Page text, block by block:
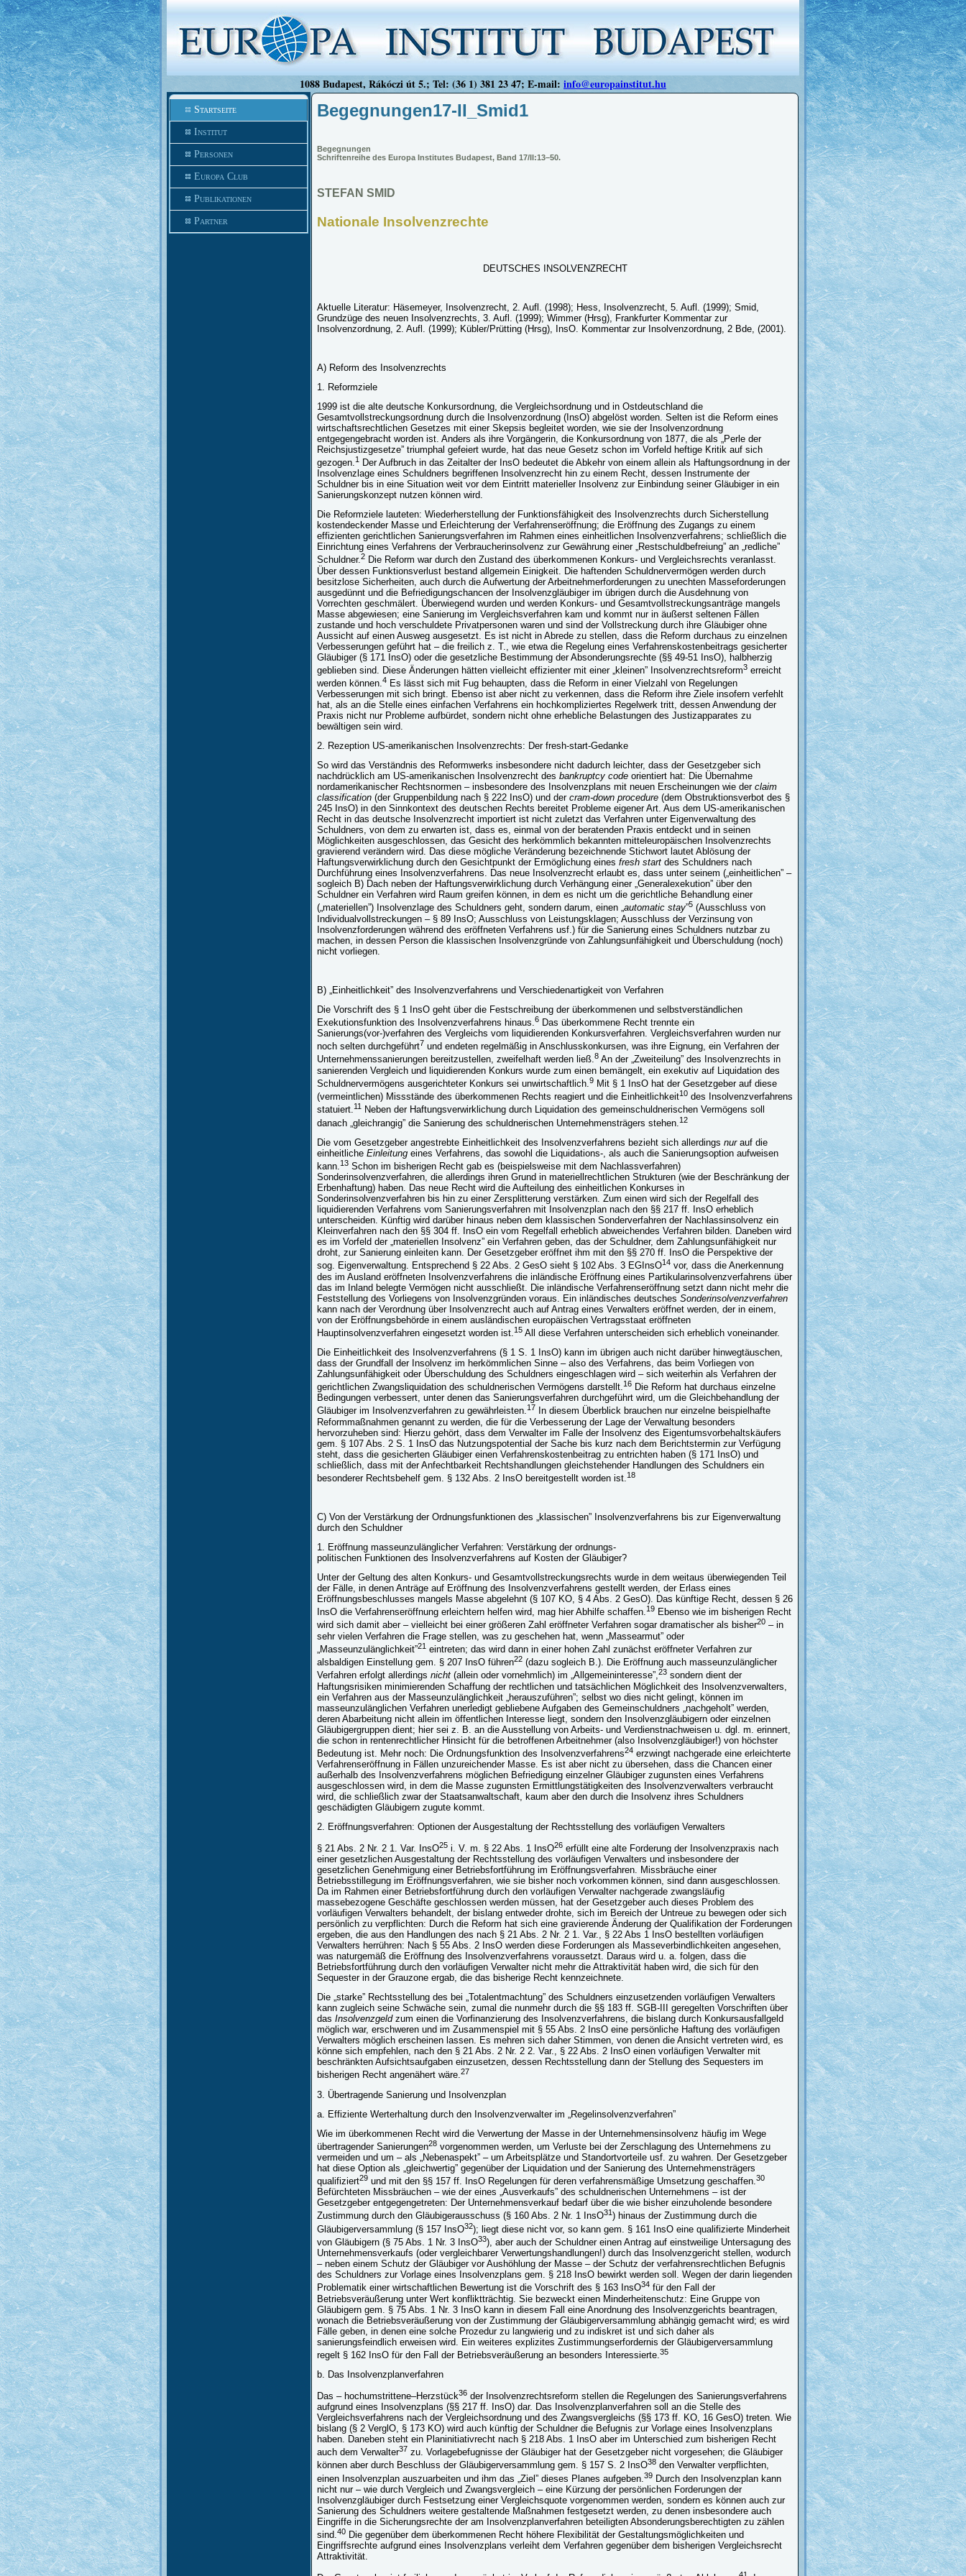
1088 Budapest, Rákóczi út 5.; Tel: (36 1) 381 23 47; E-mail: info@europainstitut.hu
Startseite
Institut
Personen
Europa Club
Publikationen
Partner
Begegnungen17-II_Smid1
Begegnungen
Schriftenreihe des Europa Institutes Budapest, Band 17/II:13–50.
STEFAN SMID
Nationale Insolvenzrechte
DEUTSCHES INSOLVENZRECHT
Aktuelle Literatur: Häsemeyer, Insolvenzrecht, 2. Aufl. (1998); Hess, Insolvenzrecht, 5. Aufl. (1999); Smid,
Grundzüge des neuen Insolvenzrechts, 3. Aufl. (1999); Wimmer (Hrsg), Frankfurter Kommentar zur
Insolvenzordnung, 2. Aufl. (1999); Kübler/Prütting (Hrsg), InsO. Kommentar zur Insolvenzordnung, 2 Bde, (2001).
A) Reform des Insolvenzrechts
1. Reformziele
1999 ist die alte deutsche Konkursordnung, die Vergleichsordnung und in Ostdeutschland die
Gesamtvollstreckungsordnung durch die Insolvenzordnung (InsO) abgelöst worden. Selten ist die Reform eines
wirtschaftsrechtlichen Gesetzes mit einer Skepsis begleitet worden, wie sie der Insolvenzordnung
entgegengebracht worden ist. Anders als ihre Vorgängerin, die Konkursordnung von 1877, die als „Perle der
Reichsjustizgesetze” triumphal gefeiert wurde, hat das neue Gesetz schon im Vorfeld heftige Kritik auf sich
gezogen.1
Der Aufbruch in das Zeitalter der InsO bedeutet die Abkehr von einem allein als Haftungsordnung in der
Insolvenzlage eines Schuldners begriffenen Insolvenzrecht hin zu einem Recht, dessen Instrumente der
Schuldner bis in eine Situation weit vor dem Eintritt materieller Insolvenz zur Einbindung seiner Gläubiger in ein
Sanierungskonzept nutzen können wird.
Die Reformziele lauteten: Wiederherstellung der Funktionsfähigkeit des Insolvenzrechts durch Sicherstellung
kostendeckender Masse und Erleichterung der Verfahrenseröffnung; die Eröffnung des Zugangs zu einem
effizienten gerichtlichen Sanierungsverfahren im Rahmen eines einheitlichen Insolvenzverfahrens; schließlich die
Einrichtung eines Verfahrens der Verbraucherinsolvenz zur Gewährung einer „Restschuldbefreiung” an „redliche”
Schuldner.2 Die Reform war durch den Zustand des überkommenen Konkurs- und Vergleichsrechts veranlasst.
Über dessen Funktionsverlust bestand allgemein Einigkeit. Die haftenden Schuldnervermögen werden durch
besitzlose Sicherheiten, auch durch die Aufwertung der Arbeitnehmerforderungen zu unechten Masseforderungen
ausgedünnt und die Befriedigungschancen der Insolvenzgläubiger im übrigen durch die Ausdehnung von
Vorrechten geschmälert. Überwiegend wurden und werden Konkurs- und Gesamtvollstreckungsanträge mangels
Masse abgewiesen; eine Sanierung im Vergleichsverfahren kam und kommt nur in äußerst seltenen Fällen
zustande und hoch verschuldete Privatpersonen waren und sind der Vollstreckung durch ihre Gläubiger ohne
Aussicht auf einen Ausweg ausgesetzt. Es ist nicht in Abrede zu stellen, dass die Reform durchaus zu einzelnen
Verbesserungen geführt hat – die freilich z. T., wie etwa die Regelung eines Verfahrenskostenbeitrags gesicherter
Gläubiger (§ 171 InsO) oder die gesetzliche Bestimmung der Absonderungsrechte (§§ 49-51 InsO), halbherzig
geblieben sind. Diese Änderungen hätten vielleicht effizienter mit einer „kleinen” Insolvenzrechtsreform3 erreicht
werden können.4 Es lässt sich mit Fug behaupten, dass die Reform in einer Vielzahl von Regelungen
Verbesserungen mit sich bringt. Ebenso ist aber nicht zu verkennen, dass die Reform ihre Ziele insofern verfehlt
hat, als an die Stelle eines einfachen Verfahrens ein hochkompliziertes Regelwerk tritt, dessen Anwendung der
Praxis nicht nur Probleme aufbürdet, sondern nicht ohne erhebliche Belastungen des Justizapparates zu
bewältigen sein wird.
2. Rezeption US-amerikanischen Insolvenzrechts: Der fresh-start-Gedanke
So wird das Verständnis des Reformwerks insbesondere nicht dadurch leichter, dass der Gesetzgeber sich
nachdrücklich am US-amerikanischen Insolvenzrecht des bankruptcy code orientiert hat: Die Übernahme
nordamerikanischer Rechtsnormen – insbesondere des Insolvenzplans mit neuen Erscheinungen wie der claim
classification (der Gruppenbildung nach § 222 InsO) und der cram-down procedure (dem Obstruktionsverbot des §
245 InsO) in den Sinnkontext des deutschen Rechts bereitet Probleme eigener Art. Aus dem US-amerikanischen
Recht in das deutsche Insolvenzrecht importiert ist nicht zuletzt das Verfahren unter Eigenverwaltung des
Schuldners, von dem zu erwarten ist, dass es, einmal von der beratenden Praxis entdeckt und in seinen
Möglichkeiten ausgeschlossen, das Gesicht des herkömmlich bekannten mitteleuropäischen Insolvenzrechts
gravierend verändern wird. Das diese mögliche Veränderung bezeichnende Stichwort lautet Ablösung der
Haftungsverwirklichung durch den Gesichtpunkt der Ermöglichung eines fresh start des Schuldners nach
Durchführung eines Insolvenzverfahrens. Das neue Insolvenzrecht erlaubt es, dass unter seinem („einheitlichen” –
sogleich B) Dach neben der Haftungsverwirklichung durch Verhängung einer „Generalexekution” über den
Schuldner ein Verfahren wird Raum greifen können, in dem es nicht um die gerichtliche Behandlung einer
(„materiellen”) Insolvenzlage des Schuldners geht, sondern darum, einen „automatic stay”5 (Ausschluss von
Individualvollstreckungen – § 89 InsO; Ausschluss von Leistungsklagen; Ausschluss der Verzinsung von
Insolvenzforderungen während des eröffneten Verfahrens usf.) für die Sanierung eines Schuldners nutzbar zu
machen, in dessen Person die klassischen Insolvenzgründe von Zahlungsunfähigkeit und Überschuldung (noch)
nicht vorliegen.
B) „Einheitlichkeit” des Insolvenzverfahrens und Verschiedenartigkeit von Verfahren
Die Vorschrift des § 1 InsO geht über die Festschreibung der überkommenen und selbstverständlichen
Exekutionsfunktion des Insolvenzverfahrens hinaus. 6 Das überkommene Recht trennte ein
Sanierungs(vor-)verfahren des Vergleichs vom liquidierenden Konkursverfahren. Vergleichsverfahren wurden nur
noch selten durchgeführt7 und endeten regelmäßig in Anschlusskonkursen, was ihre Eignung, ein Verfahren der
Unternehmenssanierungen bereitzustellen, zweifelhaft werden ließ.8 An der „Zweiteilung” des Insolvenzrechts in
sanierenden Vergleich und liquidierenden Konkurs wurde zum einen bemängelt, ein exekutiv auf Liquidation des
Schuldnervermögens ausgerichteter Konkurs sei unwirtschaftlich. 9 Mit § 1 InsO hat der Gesetzgeber auf diese
(vermeintlichen) Missstände des überkommenen Rechts reagiert und die Einheitlichkeit10 des Insolvenzverfahrens
statuiert.11
Neben der Haftungsverwirklichung durch Liquidation des gemeinschuldnerischen Vermögens soll
danach „gleichrangig” die Sanierung des schuldnerischen Unternehmensträgers stehen. 12
Die vom Gesetzgeber angestrebte Einheitlichkeit des Insolvenzverfahrens bezieht sich allerdings nurauf die
einheitliche Einleitung eines Verfahrens, das sowohl die Liquidations-, als auch die Sanierungsoption aufweisen
kann.13 Schon im bisherigen Recht gab es (beispielsweise mit dem Nachlassverfahren)
Sonderinsolvenzverfahren, die allerdings ihren Grund in materiellrechtlichen Strukturen (wie der Beschränkung der
Erbenhaftung) haben. Das neue Recht wird die Aufteilung des einheitlichen Konkurses in
Sonderinsolvenzverfahren bis hin zu einer Zersplitterung verstärken. Zum einen wird sich der Regelfall des
liquidierenden Verfahrens vom Sanierungsverfahren mit Insolvenzplan nach den §§ 217 ff. InsO erheblich
unterscheiden. Künftig wird darüber hinaus neben dem klassischen Sonderverfahren der Nachlassinsolvenz ein
Kleinverfahren nach den §§ 304 ff. InsO ein vom Regelfall erheblich abweichendes Verfahren bilden. Daneben wird
es im Vorfeld der „materiellen Insolvenz” ein Verfahren geben, das der Schuldner, dem Zahlungsunfähigkeit nur
droht, zur Sanierung einleiten kann. Der Gesetzgeber eröffnet ihm mit den §§ 270 ff. InsO die Perspektive der
sog. Eigenverwaltung. Entsprechend § 22 Abs. 2 GesO sieht § 102 Abs. 3 EGInsO14 vor, dass die Anerkennung
des im Ausland eröffneten Insolvenzverfahrens die inländische Eröffnung eines Partikularinsolvenzverfahrens über
das im Inland belegte Vermögen nicht ausschließt. Die inländische Verfahrenseröffnung setzt dann nicht mehr die
Feststellung des Vorliegens von Insolvenzgründen voraus. Ein inländisches deutsches Sonderinsolvenzverfahren
kann nach der Verordnung über Insolvenzrecht auch auf Antrag eines Verwalters eröffnet werden, der in einem,
von der Eröffnungsbehörde in einem ausländischen europäischen Vertragsstaat eröffneten
Hauptinsolvenzverfahren eingesetzt worden ist. 15 All diese Verfahren unterscheiden sich erheblich voneinander.
Die Einheitlichkeit des Insolvenzverfahrens (§ 1 S. 1 InsO) kann im übrigen auch nicht darüber hinwegtäuschen,
dass der Grundfall der Insolvenz im herkömmlichen Sinne – also des Verfahrens, das beim Vorliegen von
Zahlungsunfähigkeit oder Überschuldung des Schuldners eingeschlagen wird – sich weiterhin als Verfahren der
gerichtlichen Zwangsliquidation des schuldnerischen Vermögens darstellt.16 Die Reform hat durchaus einzelne
Bedingungen verbessert, unter denen das Sanierungsverfahren durchgeführt wird, um die Gleichbehandlung der
Gläubiger im Insolvenzverfahren zu gewährleisten.17
In diesem Überblick brauchen nur einzelne beispielhafte
Reformmaßnahmen genannt zu werden, die für die Verbesserung der Lage der Verwaltung besonders
hervorzuheben sind: Hierzu gehört, dass dem Verwalter im Falle der Insolvenz des Eigentumsvorbehaltskäufers
gem. § 107 Abs. 2 S. 1 InsO das Nutzungspotential der Sache bis kurz nach dem Berichtstermin zur Verfügung
steht, dass die gesicherten Gläubiger einen Verfahrenskostenbeitrag zu entrichten haben (§ 171 InsO) und
schließlich, dass mit der Anfechtbarkeit Rechtshandlungen gleichstehender Handlungen des Schuldners ein
besonderer Rechtsbehelf gem. § 132 Abs. 2 InsO bereitgestellt worden ist. 18
C) Von der Verstärkung der Ordnungsfunktionen des „klassischen” Insolvenzverfahrens bis zur Eigenverwaltung
durch den Schuldner
1. Eröffnung masseunzulänglicher Verfahren: Verstärkung der ordnungs-
politischen Funktionen des Insolvenzverfahrens auf Kosten der Gläubiger?
Unter der Geltung des alten Konkurs- und Gesamtvollstreckungsrechts wurde in dem weitaus überwiegenden Teil
der Fälle, in denen Anträge auf Eröffnung des Insolvenzverfahrens gestellt werden, der Erlass eines
Eröffnungsbeschlusses mangels Masse abgelehnt (§ 107 KO, § 4 Abs. 2 GesO). Das künftige Recht, dessen § 26
InsO die Verfahrenseröffnung erleichtern helfen wird, mag hier Abhilfe schaffen.19 Ebenso wie im bisherigen Recht
wird sich damit aber – vielleicht bei einer größeren Zahl eröffneter Verfahren sogar dramatischer als bisher20 – in
sehr vielen Verfahren die Frage stellen, was zu geschehen hat, wenn „Massearmut” oder
„Masseunzulänglichkeit”21 eintreten; das wird dann in einer hohen Zahl zunächst eröffneter Verfahren zur
alsbaldigen Einstellung gem. § 207 InsO führen22 (dazu sogleich B.). Die Eröffnung auch masseunzulänglicher
Verfahren erfolgt allerdings nicht (allein oder vornehmlich) im „Allgemeininteresse”,23 sondern dient der
Haftungsrisiken minimierenden Schaffung der rechtlichen und tatsächlichen Möglichkeit des Insolvenzverwalters,
ein Verfahren aus der Masseunzulänglichkeit „herauszuführen”; selbst wo dies nicht gelingt, können im
masseunzulänglichen Verfahren unerledigt gebliebene Aufgaben des Gemeinschuldners „nachgeholt” werden,
deren Abarbeitung nicht allein im öffentlichen Interesse liegt, sondern den Insolvenzgläubigern oder einzelnen
Gläubigergruppen dient; hier sei z. B. an die Ausstellung von Arbeits- und Verdienstnachweisen u. dgl. m. erinnert,
die schon in rentenrechtlicher Hinsicht für die betroffenen Arbeitnehmer (also Insolvenzgläubiger!) von höchster
Bedeutung ist. Mehr noch: Die Ordnungsfunktion des Insolvenzverfahrens24 erzwingt nachgerade eine erleichterte
Verfahrenseröffnung in Fällen unzureichender Masse. Es ist aber nicht zu übersehen, dass die Chancen einer
außerhalb des Insolvenzverfahrens möglichen Befriedigung einzelner Gläubiger zugunsten eines Verfahrens
ausgeschlossen wird, in dem die Masse zugunsten Ermittlungstätigkeiten des Insolvenzverwalters verbraucht
wird, die schließlich zwar der Staatsanwaltschaft, kaum aber den durch die Insolvenz ihres Schuldners
geschädigten Gläubigern zugute kommt.
2. Eröffnungsverfahren: Optionen der Ausgestaltung der Rechtsstellung des vorläufigen Verwalters
§ 21 Abs. 2 Nr. 2 1. Var. InsO25 i. V. m. § 22 Abs. 1 InsO26 erfüllt eine alte Forderung der Insolvenzpraxis nach
einer gesetzlichen Ausgestaltung der Rechtsstellung des vorläufigen Verwalters und insbesondere der
gesetzlichen Genehmigung einer Betriebsfortführung im Eröffnungsverfahren. Missbräuche einer
Betriebsstillegung im Eröffnungsverfahren, wie sie bisher noch vorkommen können, sind dann ausgeschlossen.
Da im Rahmen einer Betriebsfortführung durch den vorläufigen Verwalter nachgerade zwangsläufig
massebezogene Geschäfte geschlossen werden müssen, hat der Gesetzgeber auch dieses Problem des
vorläufigen Verwalters behandelt, der bislang entweder drohte, sich im Bereich der Untreue zu bewegen oder sich
persönlich zu verpflichten: Durch die Reform hat sich eine gravierende Änderung der Qualifikation der Forderungen
ergeben, die aus den Handlungen des nach § 21 Abs. 2 Nr. 2 1. Var., § 22 Abs 1 InsO bestellten vorläufigen
Verwalters herrühren: Nach § 55 Abs. 2 InsO werden diese Forderungen als Masseverbindlichkeiten angesehen,
was naturgemäß die Eröffnung des Insolvenzverfahrens voraussetzt. Daraus wird u. a. folgen, dass die
Betriebsfortführung durch den vorläufigen Verwalter nicht mehr die Attraktivität haben wird, die sich für den
Sequester in der Grauzone ergab, die das bisherige Recht kennzeichnete.
Die „starke” Rechtsstellung des bei „Totalentmachtung” des Schuldners einzusetzenden vorläufigen Verwalters
kann zugleich seine Schwäche sein, zumal die nunmehr durch die §§ 183 ff. SGB-III geregelten Vorschriften über
das Insolvenzgeldzum einen die Vorfinanzierung des Insolvenzverfahrens, die bislang durch Konkursausfallgeld
möglich war, erschweren und im Zusammenspiel mit § 55 Abs. 2 InsO eine persönliche Haftung des vorläufigen
Verwalters möglich erscheinen lassen. Es mehren sich daher Stimmen, von denen die Ansicht vertreten wird, es
könne sich empfehlen, nach den § 21 Abs. 2 Nr. 2 2. Var., § 22 Abs. 2 InsO einen vorläufigen Verwalter mit
beschränkten Aufsichtsaufgaben einzusetzen, dessen Rechtsstellung dann der Stellung des Sequesters im
bisherigen Recht angenähert wäre.27
3. Übertragende Sanierung und Insolvenzplan
a. Effiziente Werterhaltung durch den Insolvenzverwalter im „Regelinsolvenzverfahren”
Wie im überkommenen Recht wird die Verwertung der Masse in der Unternehmensinsolvenz häufig im Wege
übertragender Sanierungen28 vorgenommen werden, um Verluste bei der Zerschlagung des Unternehmens zu
vermeiden und um – als „Nebenaspekt” – um Arbeitsplätze und Standortvorteile usf. zu wahren. Der Gesetzgeber
hat diese Option als „gleichwertig” gegenüber der Liquidation und der Sanierung des Unternehmensträgers
qualifiziert29 und mit den §§ 157 ff. InsO Regelungen für deren verfahrensmäßige Umsetzung geschaffen.30
Befürchteten Missbräuchen – wie der eines „Ausverkaufs” des schuldnerischen Unternehmens – ist der
Gesetzgeber entgegengetreten: Der Unternehmensverkauf bedarf über die wie bisher einzuholende besondere
Zustimmung durch den Gläubigerausschuss (§ 160 Abs. 2 Nr. 1 InsO31) hinaus der Zustimmung durch die
Gläubigerversammlung (§ 157 InsO32); liegt diese nicht vor, so kann gem. § 161 InsO eine qualifizierte Minderheit
von Gläubigern (§ 75 Abs. 1 Nr. 3 InsO33), aber auch der Schuldner einen Antrag auf einstweilige Untersagung des
Unternehmensverkaufs (oder vergleichbarer Verwertungshandlungen!) durch das Insolvenzgericht stellen, wodurch
– neben einem Schutz der Gläubiger vor Aushöhlung der Masse – der Schutz der verfahrensrechtlichen Befugnis
des Schuldners zur Vorlage eines Insolvenzplans gem. § 218 InsO bewirkt werden soll. Wegen der darin liegenden
Problematik einer wirtschaftlichen Bewertung ist die Vorschrift des § 163 InsO34 für den Fall der
Betriebsveräußerung unter Wert konfliktträchtig. Sie bezweckt einen Minderheitenschutz: Eine Gruppe von
Gläubigern gem. § 75 Abs. 1 Nr. 3 InsO kann in diesem Fall eine Anordnung des Insolvenzgerichts beantragen,
wonach die Betriebsveräußerung von der Zustimmung der Gläubigerversammlung abhängig gemacht wird; es wird
Fälle geben, in denen eine solche Prozedur zu langwierig und zu indiskret ist und sich daher als
sanierungsfeindlich erweisen wird. Ein weiteres explizites Zustimmungserfordernis der Gläubigerversammlung
regelt § 162 InsO für den Fall der Betriebsveräußerung an besonders Interessierte. 35
b. Das Insolvenzplanverfahren
Das – hochumstrittene–Herzstück36 der Insolvenzrechtsreform stellen die Regelungen des Sanierungsverfahrens
aufgrund eines Insolvenzplans (§§ 217 ff. InsO) dar. Das Insolvenzplanverfahren soll an die Stelle des
Vergleichsverfahrens nach der Vergleichsordnung und des Zwangsvergleichs (§§ 173 ff. KO, 16 GesO) treten. Wie
bislang (§ 2 VerglO, § 173 KO) wird auch künftig der Schuldner die Befugnis zur Vorlage eines Insolvenzplans
haben. Daneben steht ein Planinitiativrecht nach § 218 Abs. 1 InsO aber im Unterschied zum bisherigen Recht
auch dem Verwalter37 zu. Vorlagebefugnisse der Gläubiger hat der Gesetzgeber nicht vorgesehen; die Gläubiger
können aber durch Beschluss der Gläubigerversammlung gem. § 157 S. 2 InsO38 den Verwalter verpflichten,
einen Insolvenzplan auszuarbeiten und ihm das „Ziel” dieses Planes aufgeben.39 Durch den Insolvenzplan kann
nicht nur – wie durch Vergleich und Zwangsvergleich – eine Kürzung der persönlichen Forderungen der
Insolvenzgläubiger durch Festsetzung einer Vergleichsquote vorgenommen werden, sondern es können auch zur
Sanierung des Schuldners weitere gestaltende Maßnahmen festgesetzt werden, zu denen insbesondere auch
Eingriffe in die Sicherungsrechte der am Insolvenzplanverfahren beteiligten Absonderungsberechtigten zu zählen
sind.40 Die gegenüber dem überkommenen Recht höhere Flexibilität der Gestaltungsmöglichkeiten und
Eingriffsrechte aufgrund eines Insolvenzplans verleiht dem Verfahren gegenüber dem bisherigen Vergleichsrecht
Attraktivität.